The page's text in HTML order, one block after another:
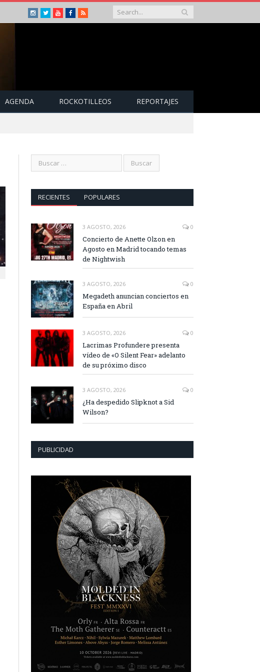
Instagram
TwitterYoutubeFacebook
RSS
AGENDA ROCKOTILLEOS REPORTAJES
RECIENTES POPULARES
3 AGOSTO, 2026 0
Concierto de Anette Olzon en
Agosto en Madrid tocando temas
de Nightwish
3 AGOSTO, 2026 0
Megadeth anuncian conciertos en
España en Abril
3 AGOSTO, 2026 0
Lacrimas Profundere presenta
vídeo de «O Silent Fear» adelanto
de su próximo disco
3 AGOSTO, 2026 0
¿Ha despedido Slipknot a Sid
Wilson?
PUBLICIDAD